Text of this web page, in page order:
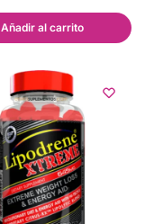
Añadir al carrito